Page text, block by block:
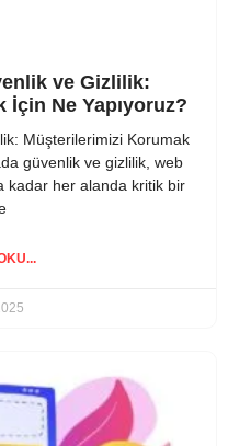
ve Gizlilik:
Ne Yapıyoruz?
Müşterilerimizi Korumak
güvenlik ve gizlilik, web
kadar her alanda kritik bir